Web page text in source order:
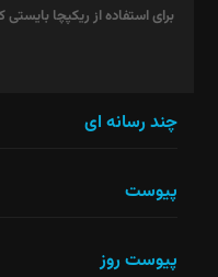
نباید
چند رسانه ای
پیوست
پیوست روز